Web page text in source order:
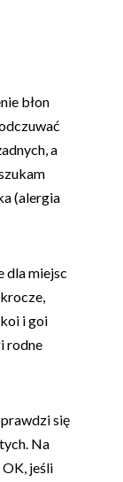
błon
a
(alergia
dla miejsc
i goi
rodne
się
Na
jeśli